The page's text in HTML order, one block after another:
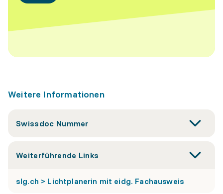
Weitere Informationen
Swissdoc Nummer
Weiterführende Links
slg.ch > Lichtplanerin mit eidg. Fachausweis